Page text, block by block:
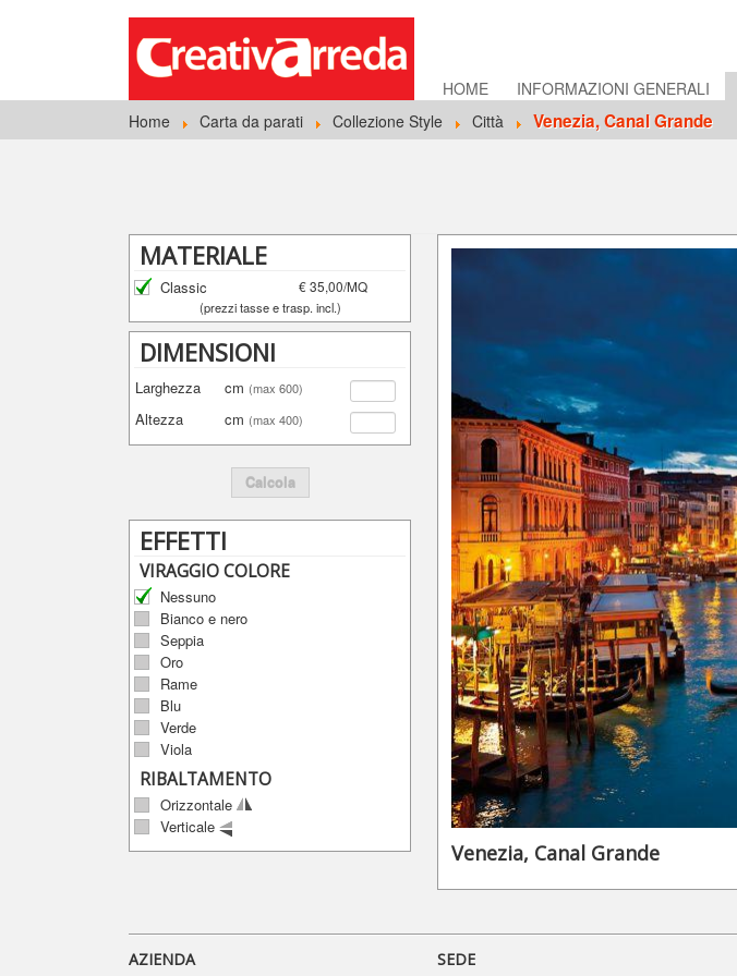
HOME INFORMAZIONI GENERALI
Home
Carta da parati Collezione Style Città Venezia, Canal Grande
MATERIALE
Classic € 35,00/MQ
(prezzi tasse e trasp. incl.)
DIMENSIONI
Larghezza cm (max 600)
Altezza cm (max 400)
Calcola
EFFETTI
VIRAGGIO COLORE
Nessuno
Bianco e nero
Seppia
Oro
Rame
Blu
Verde
Viola
RIBALTAMENTO
Orizzontale
Verticale
Venezia, Canal Grande
AZIENDA SEDE